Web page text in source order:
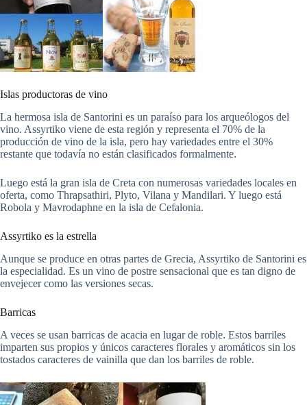
Islas productoras de vino
La hermosa isla de Santorini es un paraíso para los arqueólogos del
vino. Assyrtiko viene de esta región y representa el 70% de la
producción de vino de la isla, pero hay variedades entre el 30%
restante que todavía no están clasificados formalmente.
Luego está la gran isla de Creta con numerosas variedades locales en
oferta, como Thrapsathiri, Plyto, Vilana y Mandilari. Y luego está
Robola y Mavrodaphne en la isla de Cefalonia.
Assyrtiko es la estrella
Aunque se produce en otras partes de Grecia, Assyrtiko de Santorini es
la especialidad. Es un vino de postre sensacional que es tan digno de
envejecer como las versiones secas.
Barricas
A veces se usan barricas de acacia en lugar de roble. Estos barriles
imparten sus propios y únicos caracteres florales y aromáticos sin los
tostados caracteres de vainilla que dan los barriles de roble.